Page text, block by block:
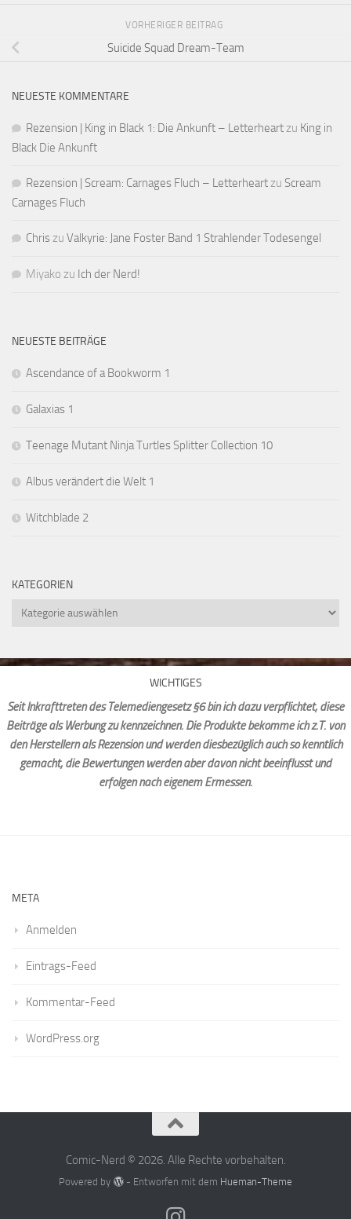
VORHERIGER BEITRAG
Suicide Squad Dream-Team
NEUESTE KOMMENTARE
Rezension | King in Black 1: Die Ankunft – Letterheartzu King in
Black Die Ankunft
Rezension | Scream: Carnages Fluch – Letterheartzu Scream
Carnages Fluch
Chriszu Valkyrie: Jane Foster Band 1 Strahlender Todesengel
Miyako zu Ich der Nerd!
NEUESTE BEITRÄGE
Ascendance of a Bookworm 1
Galaxias 1
Teenage Mutant Ninja Turtles Splitter Collection 10
Albus verändert die Welt 1
Witchblade 2
KATEGORIEN
Kategorien
WICHTIGES
Seit Inkrafttreten des Telemediengesetz §6 bin ich dazu verpflichtet, diese
Beiträge als Werbung zu kennzeichnen. Die Produkte bekomme ich z.T. von
den Herstellern als Rezension und werden diesbezüglich auch so kenntlich
gemacht, die Bewertungen werden aber davon nicht beeinflusst und
erfolgen nach eigenem Ermessen.
META
Anmelden
Eintrags-Feed
Kommentar-Feed
WordPress.org
Comic-Nerd © 2026. Alle Rechte vorbehalten.
Powered by - Entworfen mit dem Hueman-Theme